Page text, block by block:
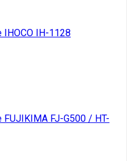
IHOCO IH-1128
FUJIKIMA FJ-G500 / HT-